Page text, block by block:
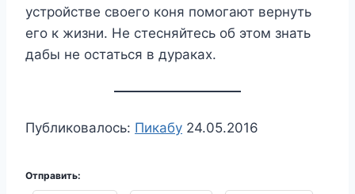
устройстве своего коня помогают вернуть
его к жизни. Не стесняйтесь об этом знать
дабы не остаться в дураках.
Публиковалось: Пикабу 24.05.2016
Отправить: